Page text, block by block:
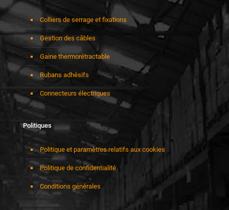
Colliers de serrage et fixations
Gestion des câbles
Gaine thermorétractable
Rubans adhésifs
Connecteurs électriques
Politiques
Politique et paramètres relatifs aux cookies
Politique de confidentialité
Conditions générales